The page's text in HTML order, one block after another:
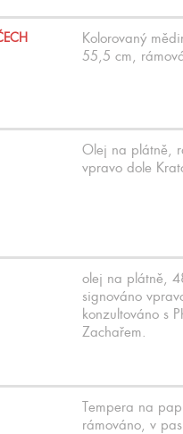
Kolorovaný
55,5 cm,
Olej na plátně,
vpravo dole
olej na plátně,
signováno
konzultováno s
Zachařem.
Tempera na
rámováno, v